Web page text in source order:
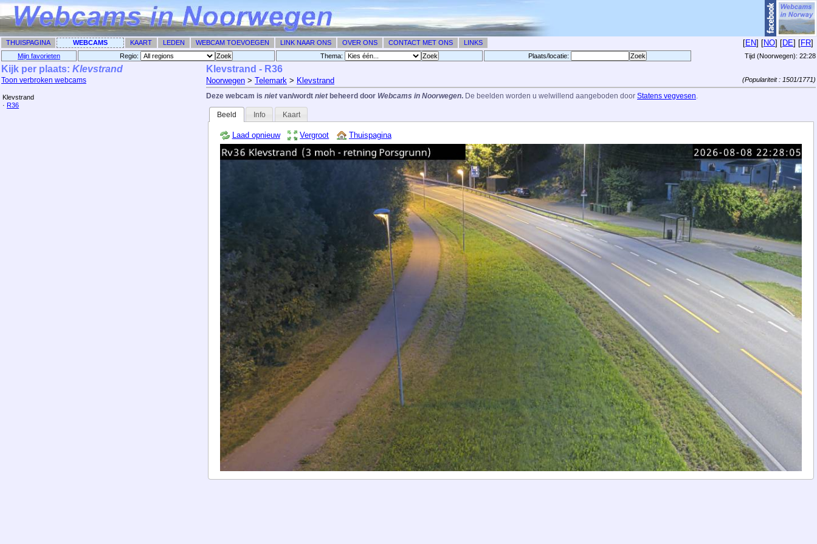
THUISPAGINA WEBCAMS KAART LEDEN WEBCAM TOEVOEGEN LINK NAAR ONS OVER ONS CONTACT MET ONS LINKS [EN] [NO] [DE] [FR]
Mijn favorieten Regio: Thema: Plaats/locatie: Tijd (Noorwegen): 22:28